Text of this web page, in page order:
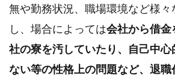
5.
まと
め
無や勤務状況、職場環境など様々
し、場合によっては会社から借
社の寮を汚していたり、自己中心
ない等の性格上の問題など、退